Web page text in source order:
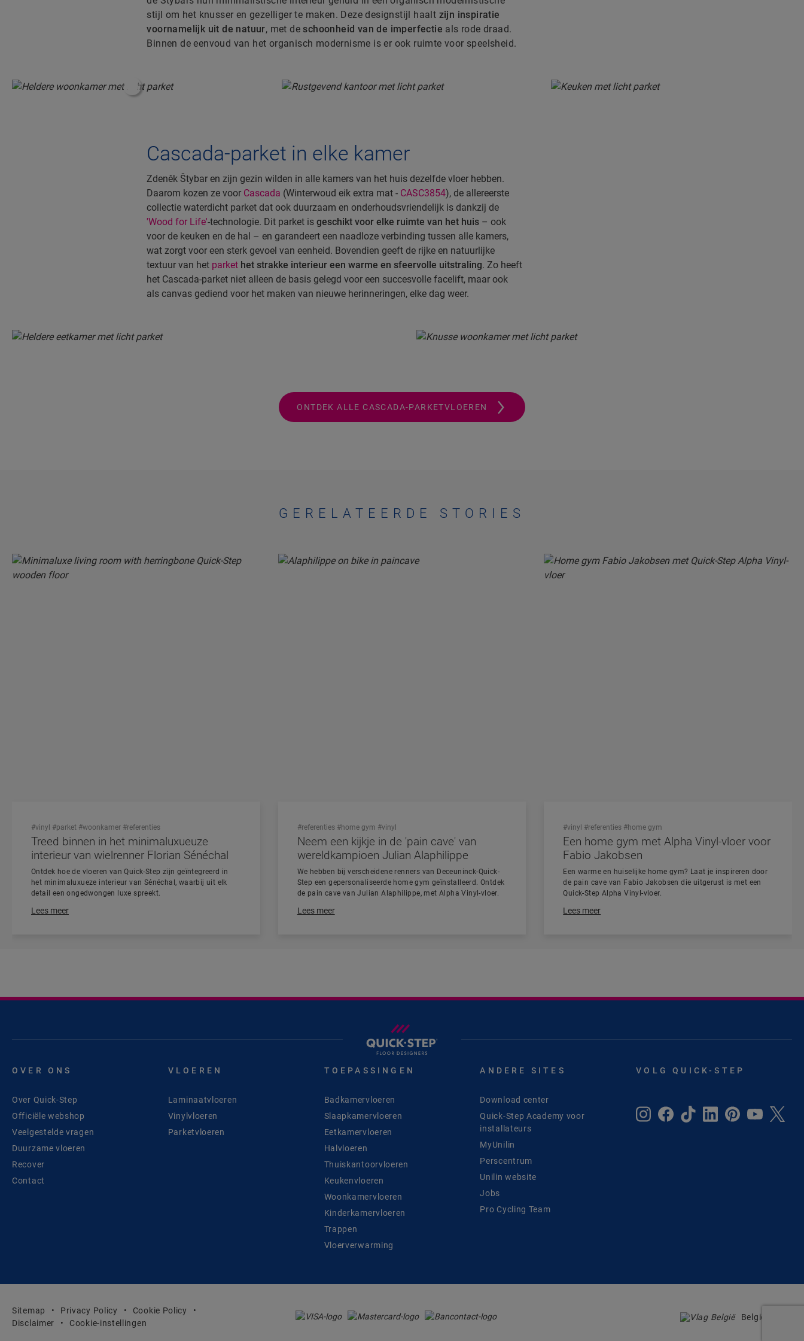
stijl om het knusser en gezelliger te maken. Deze designstijl haalt zijn inspiratie
voornamelijk uit de natuur, met deschoonheid van de imperfectie als rode draad.
Binnen de eenvoud van het organisch modernisme is er ook ruimte voor speelsheid.
#ShoppableInfoHotspot#
Cascada-parket in elke kamer
Zdeněk Štybar en zijn gezin wilden in alle kamers van het huis dezelfde vloer hebben.
Daarom kozen ze voor Cascada (Winterwoud eik extra mat - CASC3854), de allereerste
collectie waterdicht parket dat ook duurzaam en onderhoudsvriendelijk is dankzij de
'Wood for Life'-technologie. Dit parket isgeschikt voor elke ruimte van het huis – ook
voor de keuken en de hal – en garandeert een naadloze verbinding tussen alle kamers,
wat zorgt voor een sterk gevoel van eenheid. Bovendien geeft de rijke en natuurlijke
textuur van het parket het strakke interieur een warme en sfeervolle uitstraling. Zo heeft
het Cascada-parket niet alleen de basis gelegd voor een succesvolle facelift, maar ook
als canvas gediend voor het maken van nieuwe herinneringen, elke dag weer.
ONTDEK ALLE CASCADA-PARKETVLOEREN
GERELATEERDE STORIES
Treed binnen in het minimaluxueuze
interieur van wielrenner Florian Sénéchal
Ontdek hoe de vloeren van Quick-Step zijn geïntegreerd in
het minimaluxueze interieur van Sénéchal, waarbij uit elk
detail een ongedwongen luxe spreekt.
Lees meer
#vinyl #parket #woonkamer #referenties
Neem een kijkje in de 'pain cave' van
wereldkampioen Julian Alaphilippe
We hebben bij verscheidene renners van Deceuninck-Quick-
Step een gepersonaliseerde home gym geïnstalleerd. Ontdek
de pain cave van Julian Alaphilippe, met Alpha Vinyl-vloer.
Lees meer
#referenties #home gym #vinyl
Een home gym met Alpha Vinyl-vloer voor
Fabio Jakobsen
Een warme en huiselijke home gym? Laat je inspireren door
de pain cave van Fabio Jakobsen die uitgerust is met een
Quick-Step Alpha Vinyl-vloer.
Lees meer
#vinyl #referenties #home gym
OVER ONS
Over Quick-Step
Officiële webshop
Veelgestelde vragen
Duurzame vloeren
Recover
Contact
VLOEREN
Laminaatvloeren
Vinylvloeren
Parketvloeren
TOEPASSINGEN
Badkamervloeren
Slaapkamervloeren
Eetkamervloeren
Halvloeren
Thuiskantoorvloeren
Keukenvloeren
Woonkamervloeren
Kinderkamervloeren
Trappen
Vloerverwarming
ANDERE SITES
Download center
Quick-Step Academy voor
installateurs
MyUnilin
Perscentrum
Unilin website
Jobs
Pro Cycling Team
VOLG QUICK-STEP
Sitemap Privacy Policy
Cookie Policy
Disclaimer
Cookie-instellingen
België